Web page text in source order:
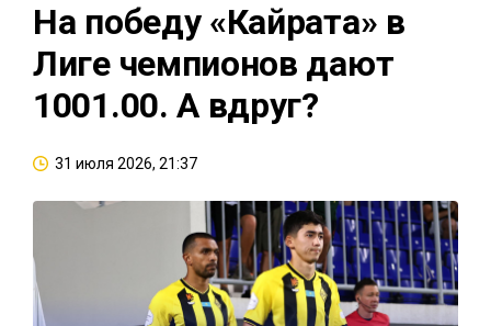
На победу «Кайрата» в
Лиге чемпионов дают
1001.00. А вдруг?
31 июля 2026, 21:37